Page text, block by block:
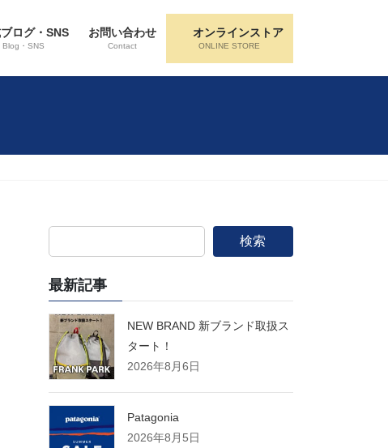
ログ・SNS
Blog・SNS
お問い合わせ
Contact
オンラインストア
ONLINE STORE
検索
最新記事
NEW BRAND 新ブランド取扱ス
タート！
2026年8月6日
Patagonia
2026年8月5日